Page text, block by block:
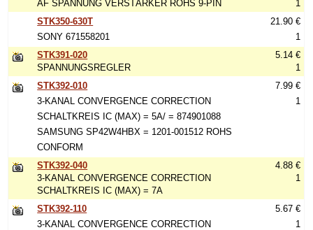
AF SPANNUNG VERSTÄRKER ROHS 9-PIN
1
STK350-630T
SONY 671558201
21.90 €
1
STK391-020
SPANNUNGSREGLER
5.14 €
1
STK392-010
3-KANAL CONVERGENCE CORRECTION
SCHALTKREIS IC (MAX) = 5A/ = 874901088
SAMSUNG SP42W4HBX = 1201-001512 ROHS
CONFORM
7.99 €
1
STK392-040
3-KANAL CONVERGENCE CORRECTION
SCHALTKREIS IC (MAX) = 7A
4.88 €
1
STK392-110
3-KANAL CONVERGENCE CORRECTION
5.67 €
1